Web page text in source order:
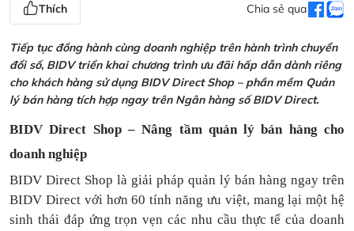
Thích Chia sẻ qua
Tiếp tục đồng hành cùng doanh nghiệp trên hành trình chuyển
đổi số, BIDV triển khai chương trình ưu đãi hấp dẫn dành riêng
cho khách hàng sử dụng BIDV Direct Shop – phần mềm Quản
lý bán hàng tích hợp ngay trên Ngân hàng số BIDV Direct.
BIDV Direct Shop – Nâng tầm quản lý bán hàng cho
doanh nghiệp
BIDV Direct Shop là giải pháp quản lý bán hàng ngay trên
BIDV Direct với hơn 60 tính năng ưu việt, mang lại một hệ
sinh thái đáp ứng trọn vẹn các nhu cầu thực tế của doanh